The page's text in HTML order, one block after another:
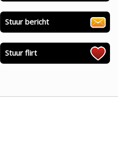
Stuur bericht
Stuur flirt